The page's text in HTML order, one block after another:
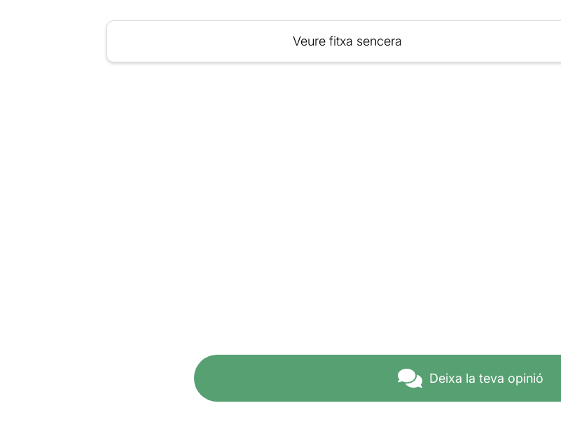
Veure fitxa sencera
Deixa la teva opinió